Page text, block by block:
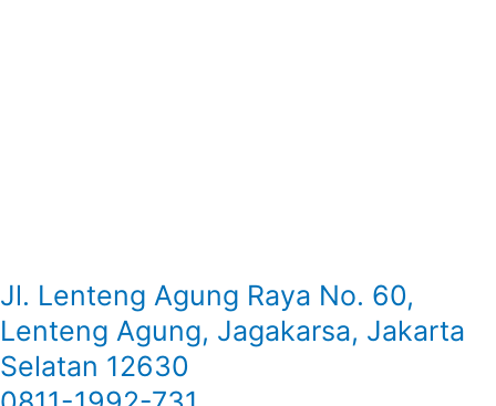
Jl. Lenteng Agung Raya No. 60,
Lenteng Agung, Jagakarsa, Jakarta
Selatan 12630